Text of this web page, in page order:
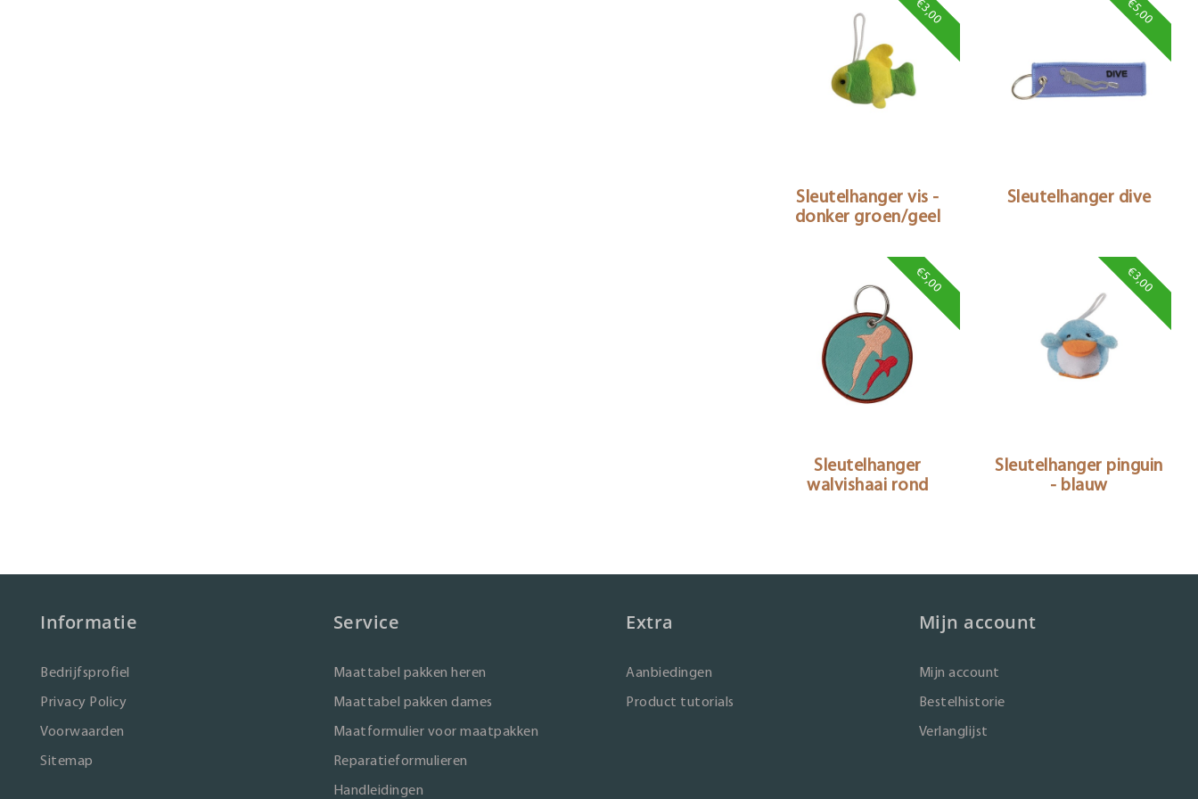
€3,00
Sleutelhanger vis -
donker groen/geel
€5,00
Sleutelhanger dive
€5,00
Sleutelhanger
walvishaai rond
€3,00
Sleutelhanger pinguin
- blauw
Informatie
Bedrijfsprofiel
Privacy Policy
Voorwaarden
Sitemap
Service
Maattabel pakken heren
Maattabel pakken dames
Maatformulier voor maatpakken
Reparatieformulieren
Handleidingen
Extra
Aanbiedingen
Product tutorials
Mijn account
Mijn account
Bestelhistorie
Verlanglijst